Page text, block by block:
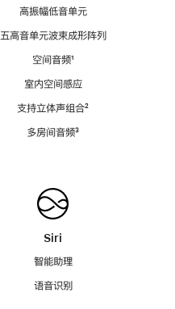
高振幅低音单元
五高音单元波束成形阵列
空间音频脚
¹
室内空间感应
支持立体声组合脚
²
多房间音频脚
³
Siri
智能助理
语音识别